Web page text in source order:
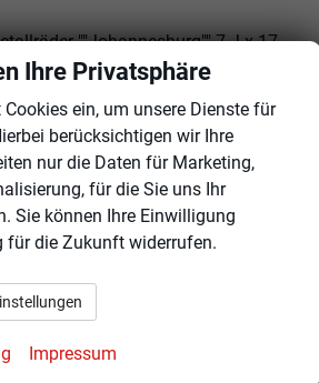
""Johannesburg"" 7 J x 17,
Schlechtwetterlicht
""Deep Iron Grey"" für
Mittelkonsole und
vorn
in 2 Höhen einstellbar, für
Paket ""Ready 2 Discover""
silber eloxiert
Ihre Privatsphäre
Cookies ein, um unsere Dienste für
berücksichtigen wir Ihre
nur die Daten für Marketing,
für die Sie uns Ihr
Sie können Ihre Einwilligung
für die Zukunft widerrufen.
Impressum